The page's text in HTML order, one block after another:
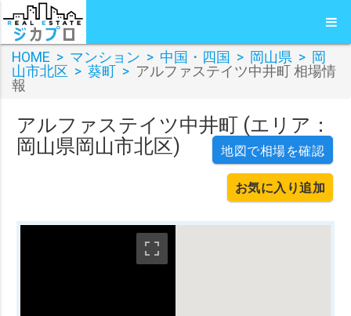
HOME > マンション > 中国・四国 > 岡山県 > 岡
山市北区 > 葵町 > アルファステイツ中井町 相場情
報
アルファステイツ中井町 (エリア：
岡山県岡山市北区)
地図で相場を確認
お気に入り追加